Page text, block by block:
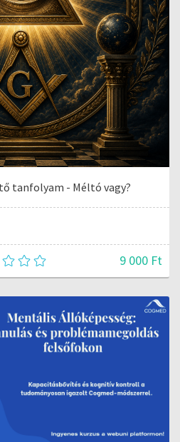
tanfolyam - Méltó vagy?
9 000 Ft